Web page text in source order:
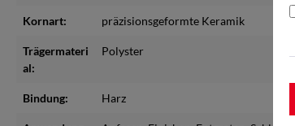
Kornart: präzisionsgeformte Keramik
Trägermateri
al:
Polyster
Bindung: Harz